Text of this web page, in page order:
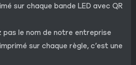
sur chaque bande LED avec QR
pas le nom de notre entreprise
sur chaque règle, c’est une